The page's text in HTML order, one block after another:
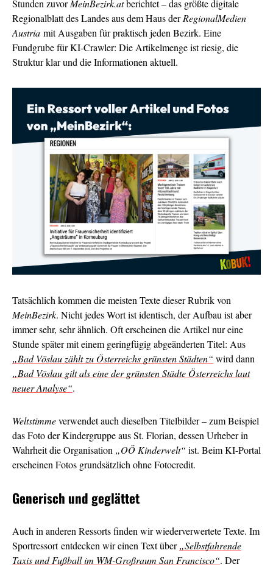
Stunden zuvorMeinBezirk.atberichtet – das größte digitale
Regionalblatt des Landes aus dem Haus derRegionalMedien
Austria mit Ausgaben für praktisch jeden Bezirk. Eine
Fundgrube für KI-Crawler: Die Artikelmenge ist riesig, die
Struktur klar und die Informationen aktuell.
Tatsächlich kommen die meisten Texte dieser Rubrik von
MeinBezirk. Nicht jedes Wort ist identisch, der Aufbau ist aber
immer sehr, sehr ähnlich. Oft erscheinen die Artikel nur eine
Stunde später mit einem geringfügig abgeänderten Titel: Aus
„Bad Vöslau zählt zu Österreichs grünsten Städten“ wird dann
„Bad Vöslau gilt als eine der grünsten Städte Österreichs laut
neuer Analyse“.
Weltstimmeverwendet auch dieselben Titelbilder – zum Beispiel
das Foto der Kindergruppe aus St. Florian, dessen Urheber in
Wahrheit die Organisation „OÖ Kinderwelt“ ist. Beim KI-Portal
erscheinen Fotos grundsätzlich ohne Fotocredit.
Generisch und geglättet
Auch in anderen Ressorts finden wir wiederverwertete Texte. Im
Sportressort entdecken wir einen Text über„Selbstfahrende
Taxis und Fußball im WM-Großraum San Francisco“. Der